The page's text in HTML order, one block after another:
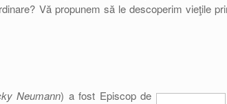
Vă propunem să le descoperim vieţile
Neumann) a fost Episcop de